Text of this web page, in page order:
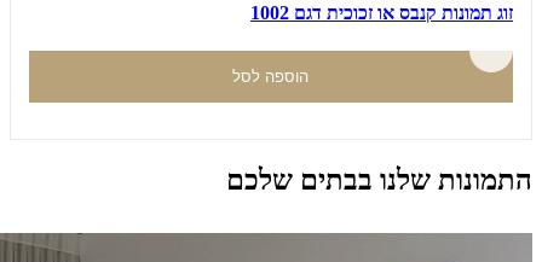
זוג תמונות קנבס או זכוכית דגם 1002
הוספה לסל
התמונות שלנו בבתים שלכם